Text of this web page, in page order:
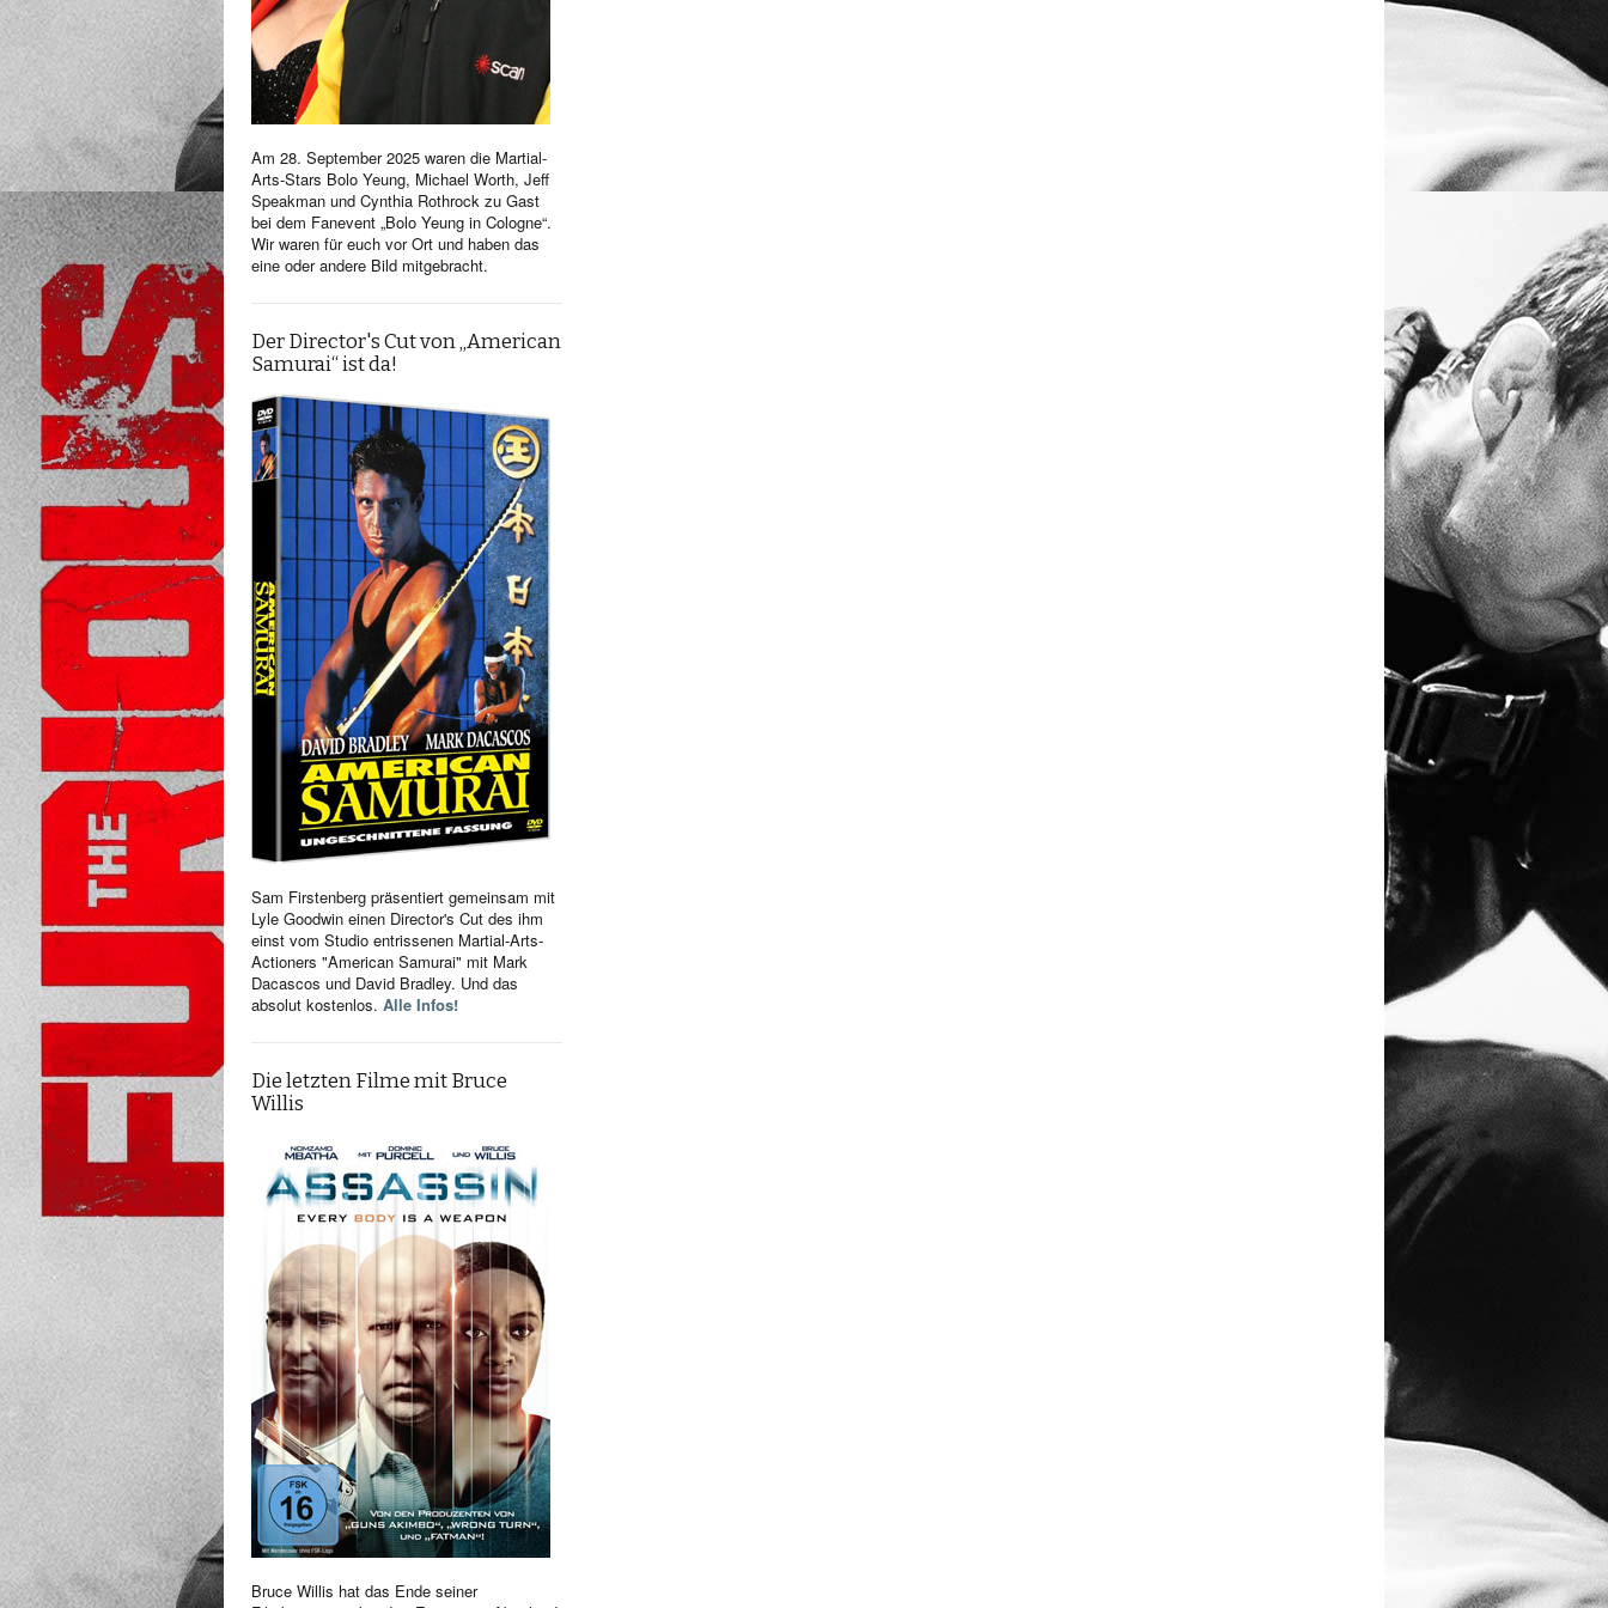
Am 28. September 2025 waren die Martial-
Arts-Stars Bolo Yeung, Michael Worth, Jeff
Speakman und Cynthia Rothrock zu Gast
bei dem Fanevent „Bolo Yeung in Cologne“.
Wir waren für euch vor Ort und haben das
eine oder andere Bild mitgebracht.
Der Director's Cut von „American
Samurai“ ist da!
Sam Firstenberg präsentiert gemeinsam mit
Lyle Goodwin einen Director's Cut des ihm
einst vom Studio entrissenen Martial-Arts-
Actioners "American Samurai" mit Mark
Dacascos und David Bradley. Und das
absolut kostenlos. Alle Infos!
Die letzten Filme mit Bruce
Willis
Bruce Willis hat das Ende seiner